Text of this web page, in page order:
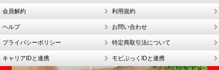
会員解約 利用規約
ヘルプ お問い合わせ
プライバシーポリシー 特定商取引法について
キャリアIDと連携 モビぶっくIDと連携